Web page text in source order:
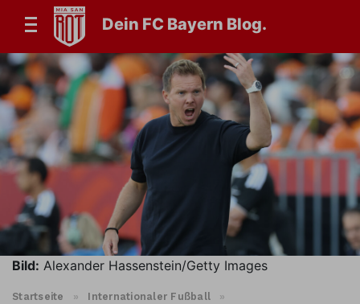
Dein FC Bayern Blog.
Bild: Alexander Hassenstein/Getty Images
Startseite » Internationaler Fußball »